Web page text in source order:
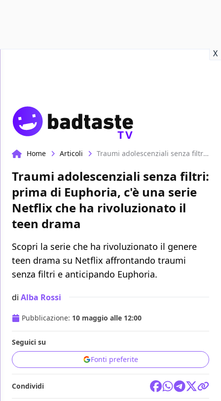
X
TV
Home Articoli Traumi adolescenziali senza filtri: prima di Euphoria, c'è una serie Netflix che ha rivoluzionato il teen drama
Traumi adolescenziali senza filtri:
prima di Euphoria, c'è una serie
Netflix che ha rivoluzionato il
teen drama
Scopri la serie che ha rivoluzionato il genere
teen drama su Netflix affrontando traumi
senza filtri e anticipando Euphoria.
di Alba Rossi
Pubblicazione: 10 maggio alle 12:00
Seguici su
Fonti preferite
Condividi